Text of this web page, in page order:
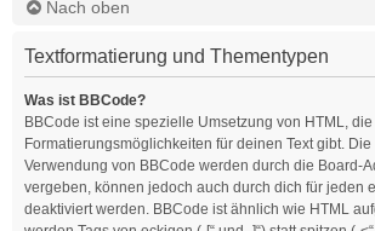
Nach oben
Textformatierung und Thementypen
Was ist BBCode?
BBCode ist eine spezielle Umsetzung von HTML,
Formatierungsmöglichkeiten für deinen Text gibt.
Verwendung von BBCode werden durch die Board-
vergeben, können jedoch auch durch dich für jeden
deaktiviert werden. BBCode ist ähnlich wie HTML